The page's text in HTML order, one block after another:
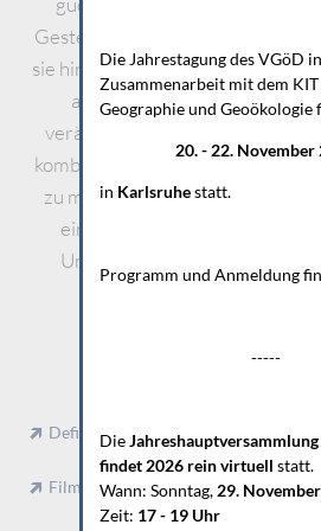
Gesteine bestimmen, weißt wo
sie hingehen. Du guckst dich um
auf der du lebst, entstanden
verändert. Vor allem aber weißt
kombinieren, Prognosen daraus
zu modellieren und dir
einen Einfluss unser
Umwelt hat... wenn du
Definitionen der Geoökologie
Filme und weitere Infos zur
Die Jahrestagung des VGöD in
Zusammenarbeit mit dem
Geographie und Geoökologie
20. - 22. November
in Karlsruhestatt.
Programm und Anmeldung
-----
Die
findet 2026 rein virtuellstatt.
Wann: Sonntag, 29.
Zeit: 17 - 19 Uhr